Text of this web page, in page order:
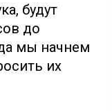
будут
до
мы начнем
их